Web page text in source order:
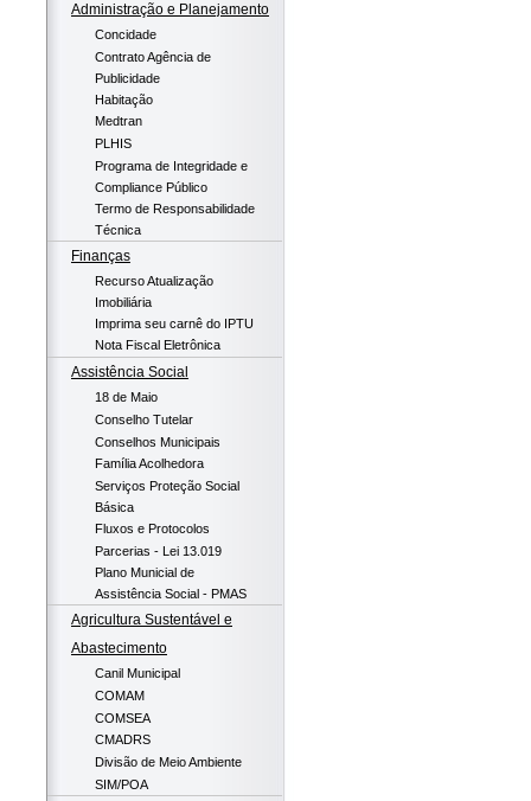
Administração e Planejamento
Concidade
Contrato Agência de
Publicidade
Habitação
Medtran
PLHIS
Programa de Integridade e
Compliance Público
Termo de Responsabilidade
Técnica
Finanças
Recurso Atualização
Imobiliária
Imprima seu carnê do IPTU
Nota Fiscal Eletrônica
Assistência Social
18 de Maio
Conselho Tutelar
Conselhos Municipais
Família Acolhedora
Serviços Proteção Social
Básica
Fluxos e Protocolos
Parcerias - Lei 13.019
Plano Municial de
Assistência Social - PMAS
Agricultura Sustentável e
Abastecimento
Canil Municipal
COMAM
COMSEA
CMADRS
Divisão de Meio Ambiente
SIM/POA